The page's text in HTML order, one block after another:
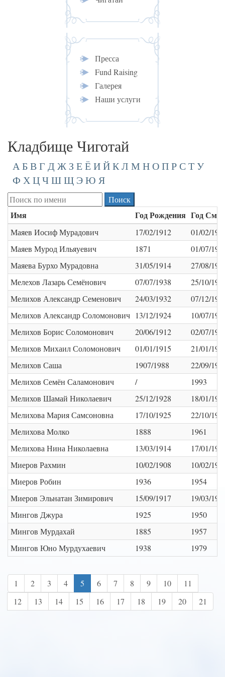
Пресса
Fund Raising
Галерея
Наши услуги
Кладбище Чиготай
АБВГ Д Ж З ЕЁИЙКЛ М НОПРСТУ
Ф ХЦЧШЩ ЭЮ Я
Имя Год Рождения Год
Маяев Иосиф Мурадович 17/02/1912
01/02/
Маяев Мурод Ильяуевич
1871
01/07/
Маяева Бурхо Мурадовна
31/05/1914
27/08/
Мелехов Лазарь Семёнович
07/07/1938
25/10/
Мелихов Александр Семенович
24/03/1932
07/12/
Мелихов Александр Соломонович 13/12/1924
10/07/
Мелихов Борис Соломонович
20/06/1912
02/07/
Мелихов Михаил Соломонович
01/01/1915
21/01/
Мелихов Саша
1907/1988
22/09/
Мелихов Семён Саламонович
/
1993
Мелихов Шамай Николаевич
25/12/1928
18/01/
Мелихова Мария Самсоновна
17/10/1925
22/10/
Мелихова Молко
1888
1961
Мелихова Нина Николаевна
13/03/1914
17/01/
Миеров Рахмин
10/02/1908
10/02/
Миеров Робин
1936
1954
Миеров Эльнатан Зимирович
15/09/1917
19/03/
Мингов Джура
1925
1950
Мингов Мурдахай
1885
1957
Мингов Юно Мурдухаевич
1938 1979
1 2 3 4 5 6 7 8 9 10
11
12
13 14 15 16 17 18 19 20 21